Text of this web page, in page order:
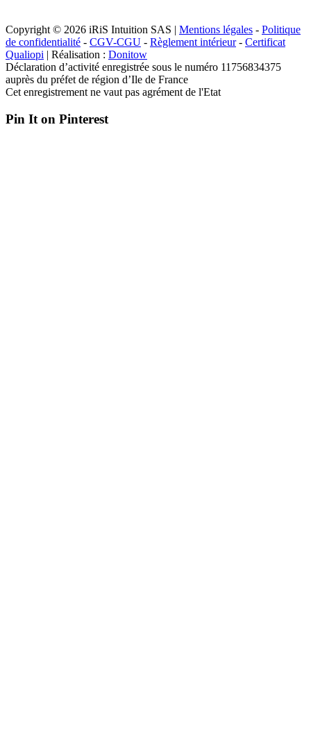
Copyright © 2026 iRiS Intuition SAS | Mentions légales - Politique
de confidentialité - CGV-CGU - Règlement intérieur- Certificat
Qualiopi | Réalisation : Donitow
Déclaration d’activité enregistrée sous le numéro 11756834375
auprès du préfet de région d’Ile de France
Cet enregistrement ne vaut pas agrément de l'Etat
Pin It on Pinterest